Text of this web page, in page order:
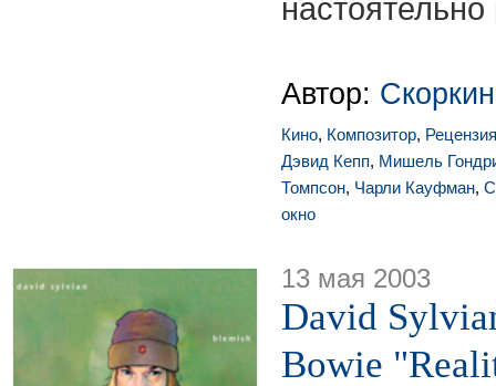
Автор:
Кино, Композитор, Рецензия
Дэвид Кепп, Мишель
Томпсон, Чарли Кауфман,
окно
13 мая 2003
David
Bowie